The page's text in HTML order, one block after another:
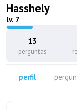
Hasshely
lv. 7
13
perguntas
perfil